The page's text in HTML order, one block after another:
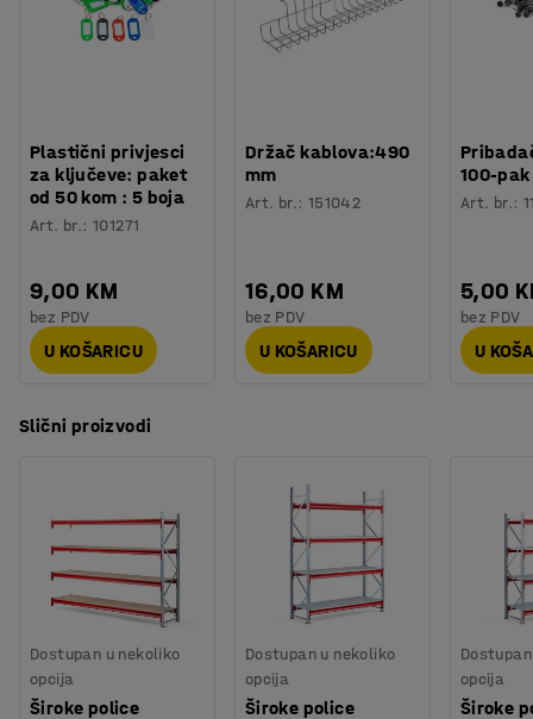
Plastični privjesci
za ključeve: paket
od 50 kom : 5 boja
Art. br.:101271
9,00 KM
bez PDV
U KOŠARICU
Držač kablova:490
mm
Art. br.: 151042
16,00 KM
bez PDV
U KOŠARICU
100-pak
Art. br.:
5,00
bez PDV
U
Slični proizvodi
Dostupan u nekoliko
opcija
Široke police
Dostupan u nekoliko
opcija
Široke police
opcija
Široke